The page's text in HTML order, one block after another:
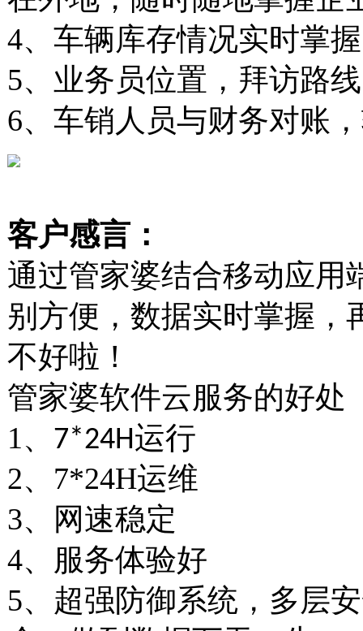
4、车辆库存情况实时掌握
5、业务员位置，拜访路
6、车销人员与财务对账
客户感言：
通过管家婆结合移动应用
别方便，数据实时掌握，
不好啦！
管家婆软件云服务的好处
1、 7*24H运行
2、 7*24H运维
3、网速稳定
4、服务体验好
5、超强防御系统，多层